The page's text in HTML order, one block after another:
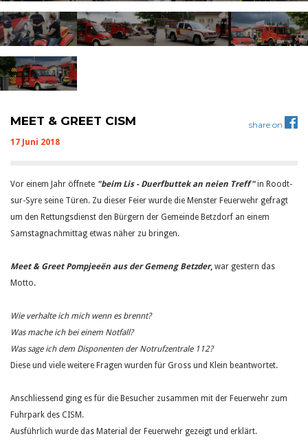
MEET & GREET CISM share on
17 Juni 2018
Vor einem Jahr öffnete "beim Lis - Duerfbuttek an neien Treff"in Roodt-
sur-Syre seine Türen. Zu dieser Feier wurde die Menster Feuerwehr gefragt
um den Rettungsdienst den Bürgern der Gemeinde Betzdorf an einem
Samstagnachmittag etwas näher zu bringen.
Meet & Greet Pompjeeën aus der Gemeng Betzder, war gestern das
Motto.
Wie verhalte ich mich wenn es brennt?
Was mache ich bei einem Notfall?
Was sage ich dem Disponenten der Notrufzentrale 112?
Diese und viele weitere Fragen wurden für Gross und Klein beantwortet.
Anschliessend ging es für die Besucher zusammen mit der Feuerwehr zum
Fuhrpark des CISM.
Ausführlich wurde das Material der Feuerwehr gezeigt und erklärt.